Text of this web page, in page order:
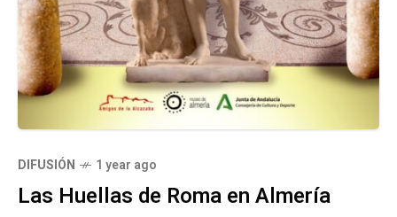
DIFUSIÓN 1 year ago
Las Huellas de Roma en Almería